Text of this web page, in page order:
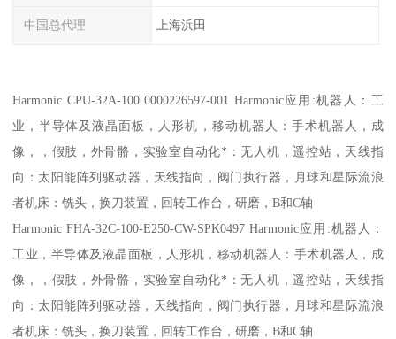
中国总代理 上海浜田
Harmonic CPU-32A-100 0000226597-001 Harmonic应用:机器人：工
业，半导体及液晶面板，人形机，移动机器人：手术机器人，成
像，，假肢，外骨骼，实验室自动化*：无人机，遥控站，天线指
向：太阳能阵列驱动器，天线指向，阀门执行器，月球和星际流浪
者机床：铣头，换刀装置，回转工作台，研磨，B和C轴
Harmonic FHA-32C-100-E250-CW-SPK0497 Harmonic应用:机器人：
工业，半导体及液晶面板，人形机，移动机器人：手术机器人，成
像，，假肢，外骨骼，实验室自动化*：无人机，遥控站，天线指
向：太阳能阵列驱动器，天线指向，阀门执行器，月球和星际流浪
者机床：铣头，换刀装置，回转工作台，研磨，B和C轴